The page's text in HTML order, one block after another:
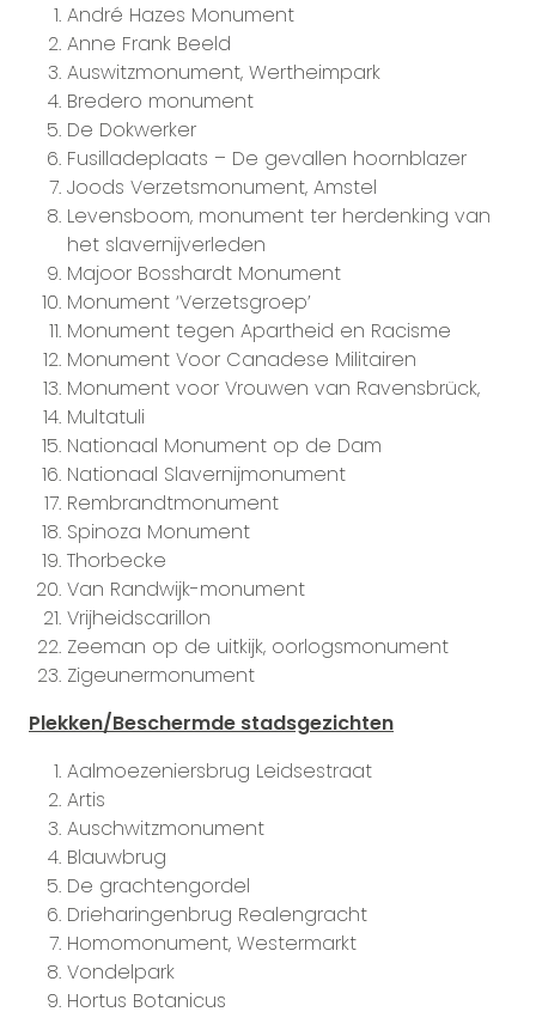
André Hazes Monument
Anne Frank Beeld
Auswitzmonument, Wertheimpark
Bredero monument
De Dokwerker
Fusilladeplaats – De gevallen hoornblazer
Joods Verzetsmonument, Amstel
Levensboom, monument ter herdenking van
het slavernijverleden
Majoor Bosshardt Monument
Monument ‘Verzetsgroep’
Monument tegen Apartheid en Racisme
Monument Voor Canadese Militairen
Monument voor Vrouwen van Ravensbrück,
Multatuli
Nationaal Monument op de Dam
Nationaal Slavernijmonument
Rembrandtmonument
Spinoza Monument
Thorbecke
Van Randwijk-monument
Vrijheidscarillon
Zeeman op de uitkijk, oorlogsmonument
Zigeunermonument
Plekken/Beschermde stadsgezichten
Aalmoezeniersbrug Leidsestraat
Artis
Auschwitzmonument
Blauwbrug
De grachtengordel
Drieharingenbrug Realengracht
Homomonument, Westermarkt
Vondelpark
Hortus Botanicus